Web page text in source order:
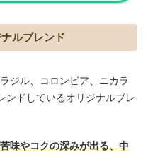
ルブレンド
ジル、コロンビア、ニカラ
ンドしているオリジナルブレ
味やコクの深みが出る、中